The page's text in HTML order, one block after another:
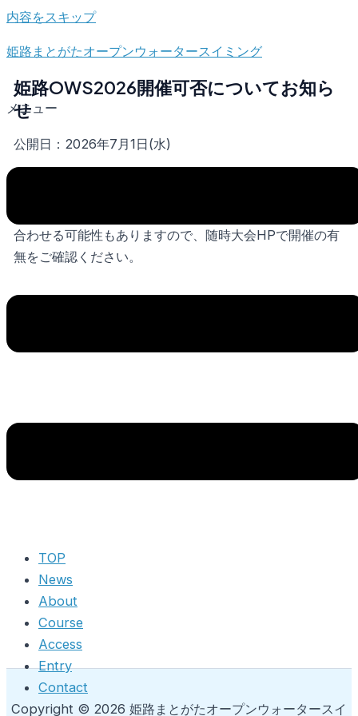
内容をスキップ
姫路まとがたオープンウォータースイミング
メニュー
TOP
News
About
Course
Access
Entry
Contact
姫路OWS2026開催可否についてお知ら
せ
公開日：2026年7月1日(水)
合わせる可能性もありますので、随時大会HPで開催の有
無をご確認ください。
Copyright © 2026 姫路まとがたオープンウォータースイ